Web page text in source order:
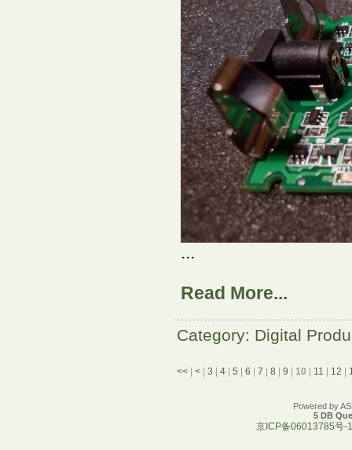
...
Read More...
Category: Digital
<< < 3 4 5 6 7 8 9 10 11 12
Powered by
5 DB
京ICP备06013785号-1